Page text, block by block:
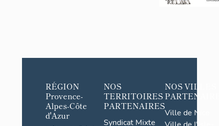
RÉGION
Provence-
Alpes-Côte
d'Azur
NOS
TERRITOIRES
PARTENAIRES
Syndicat Mixte
NOS VILLES
Ville de Nice